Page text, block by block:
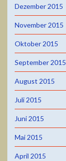
Dezember 2015
November 2015
Oktober 2015
September 2015
August 2015
Juli 2015
Juni 2015
Mai 2015
April 2015